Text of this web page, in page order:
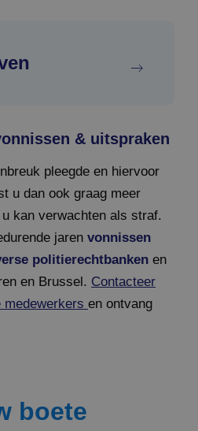
& uitspraken
pleegde en hiervoor
u dan ook graag meer
kan verwachten als straf.
jaren vonnissen
politierechtbanken en
en Brussel. Contacteer
medewerkers en ontvang
boete